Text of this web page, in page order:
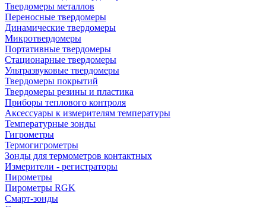
Твердомеры металлов
Переносные твердомеры
Динамические твердомеры
Микротвердомеры
Портативные твердомеры
Стационарные твердомеры
Ультразвуковые твердомеры
Твердомеры покрытий
Твердомеры резины и пластика
Приборы теплового контроля
Аксессуары к измерителям температуры
Температурные зонды
Гигрометры
Термогигрометры
Зонды для термометров контактных
Измерители - регистраторы
Пирометры
Пирометры RGK
Смарт-зонды